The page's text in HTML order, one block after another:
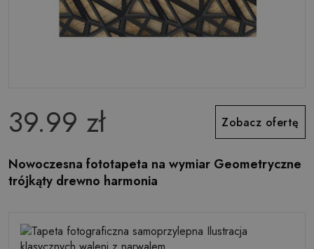
39.99 zł Zobacz ofertę
Nowoczesna fototapeta na wymiar Geometryczne
trójkąty drewno harmonia